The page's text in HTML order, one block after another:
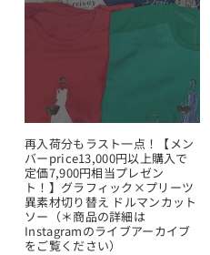
再入荷分もラスト一点！【メン
バーprice13,000円以上購入で
定価7,900円相当プレゼン
ト！】グラフィック×プリーツ
異素材切り替え ドルマンカット
ソー（＊商品の詳細は
Instagramのライブアーカイブ
をご覧ください）